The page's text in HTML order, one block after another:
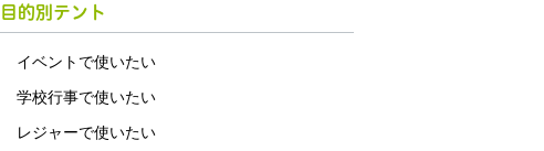
目的別テント
イベントで使いたい
学校行事で使いたい
レジャーで使いたい